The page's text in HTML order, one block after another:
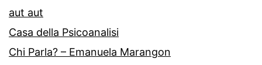
aut aut
Casa della Psicoanalisi
Chi Parla? – Emanuela Marangon